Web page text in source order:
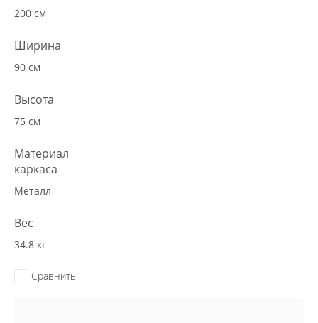
200 см
Ширина
90 см
Высота
75 см
Материал
каркаса
Металл
Вес
34.8 кг
Сравнить